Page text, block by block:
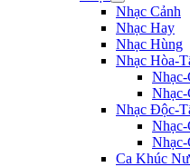
Nhạc Cảnh
Nhạc Hay
Nhạc Hùng
Nhạc Hòa-
Nhạc Độc-
Ca Khúc